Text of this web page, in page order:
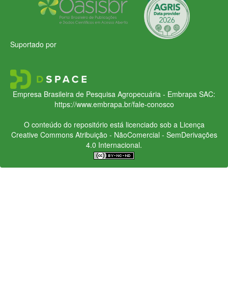
Suportado por
Empresa Brasileira de Pesquisa Agropecuária - Embrapa SAC:
https://www.embrapa.br/fale-conosco
O conteúdo do repositório está licenciado sob a Licença
Creative CommonsAtribuição - NãoComercial - SemDerivações
4.0 Internacional.